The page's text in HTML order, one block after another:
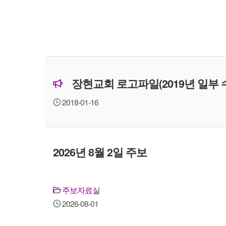
장현교회 로고파일(2019년 일부
2018-01-16
2026년 8월 2일 주보
주보자료실
2026-08-01